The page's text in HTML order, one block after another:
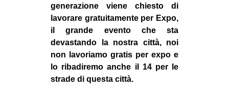
generazione viene chiesto di
lavorare gratuitamente per Expo,
il grande evento che sta
devastando la nostra città, noi
non lavoriamo gratis per expo e
lo ribadiremo anche il 14 per le
strade di questa città.